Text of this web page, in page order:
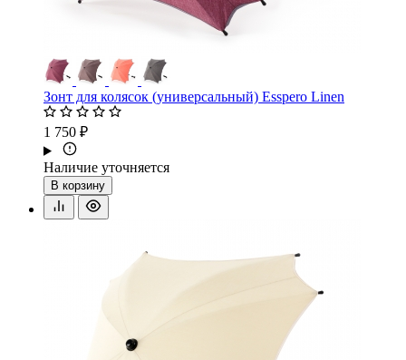
Зонт для колясок (универсальный) Esspero Linen
1 750 ₽
Наличие уточняется
В корзину